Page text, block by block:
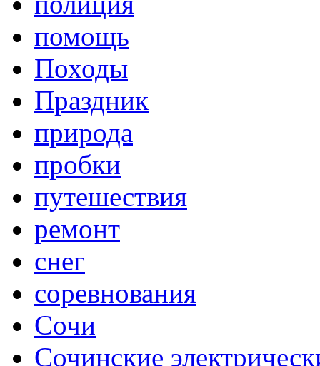
помощь
Походы
Праздник
природа
пробки
путешествия
ремонт
снег
соревнования
Сочи
Сочинские